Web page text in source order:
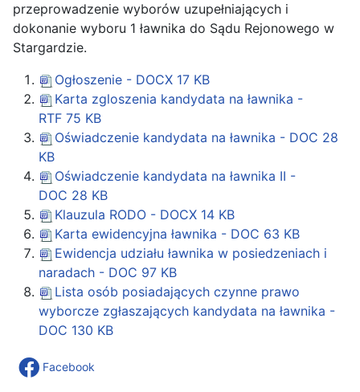
przeprowadzenie wyborów uzupełniających i
dokonanie wyboru 1 ławnika do Sądu Rejonowego w
Stargardzie.
Ogłoszenie - DOCX 17 KB
Karta zgloszenia kandydata na ławnika -
RTF 75 KB
Oświadczenie kandydata na ławnika - DOC 28
KB
Oświadczenie kandydata na ławnika II -
DOC 28 KB
Klauzula RODO - DOCX 14 KB
Karta ewidencyjna ławnika - DOC 63 KB
Ewidencja udziału ławnika w posiedzeniach i
naradach - DOC 97 KB
Lista osób posiadających czynne prawo
wyborcze zgłaszających kandydata na ławnika -
DOC 130 KB
Facebook